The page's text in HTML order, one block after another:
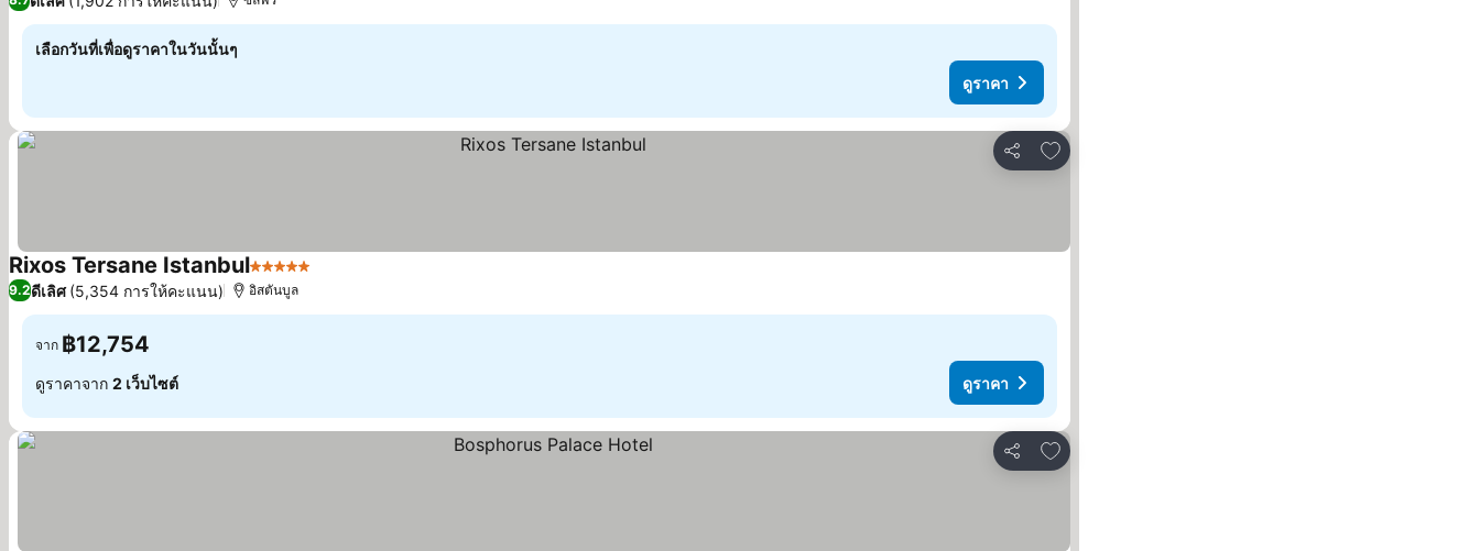
เลือกวันที่เพื่อดูราคาในวันนั้นๆ
ดูราคา
แชร์
เพิ่มในรายการโปรด
Rixos Tersane Istanbul5 ดาว
9.2ดีเลิศ (5,354 การให้คะแนน) อิสตันบูล
จาก ฿12,754
ดูราคาจาก 2 เว็บไซต์ ดูราคา
แชร์
เพิ่มในรายการโปรด